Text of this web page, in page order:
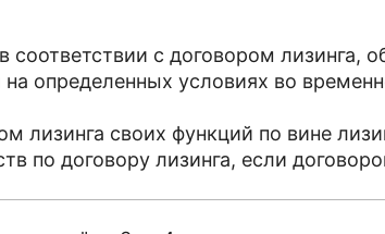
Депозит
с договором лизинга,
определенных условиях во
лизинга своих функций по вине
по договору лизинга, если